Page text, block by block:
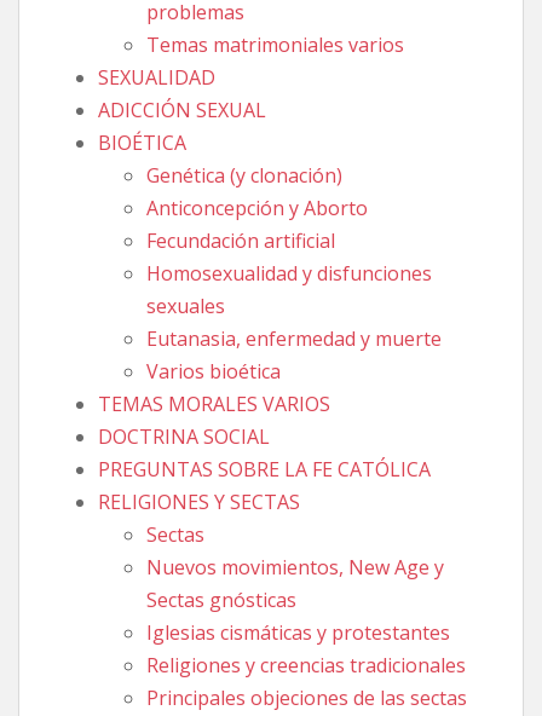
problemas
Temas matrimoniales varios
SEXUALIDAD
ADICCIÓN SEXUAL
BIOÉTICA
Genética (y clonación)
Anticoncepción y Aborto
Fecundación artificial
Homosexualidad y disfunciones
sexuales
Eutanasia, enfermedad y muerte
Varios bioética
TEMAS MORALES VARIOS
DOCTRINA SOCIAL
PREGUNTAS SOBRE LA FE CATÓLICA
RELIGIONES Y SECTAS
Sectas
Nuevos movimientos, New Age y
Sectas gnósticas
Iglesias cismáticas y protestantes
Religiones y creencias tradicionales
Principales objeciones de las sectas